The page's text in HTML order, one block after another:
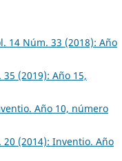
14 Núm. 33 (2018): Año
(2019): Año 15,
Año 10, número
(2014): Inventio. Año